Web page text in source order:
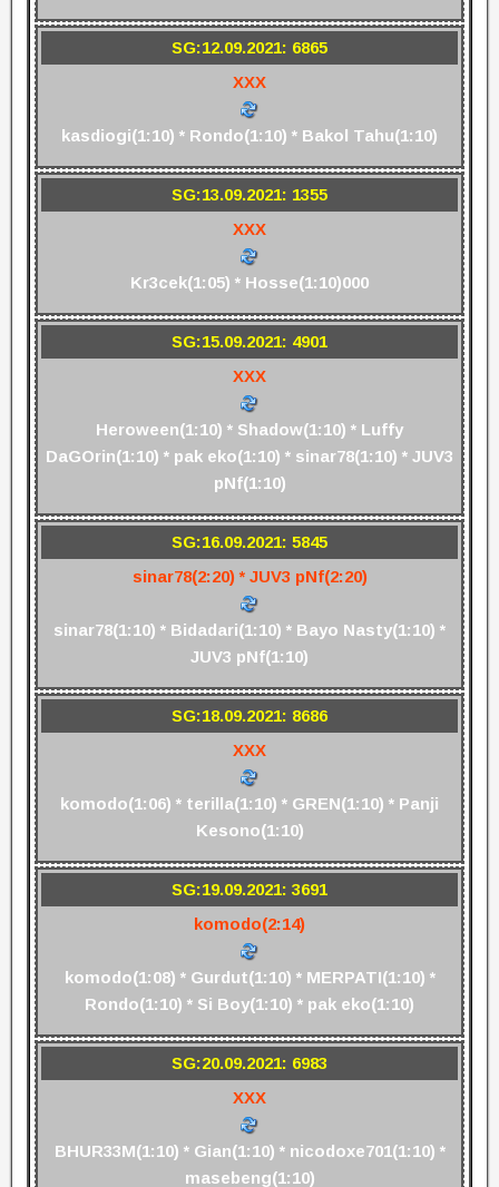
SG:12.09.2021: 6865
XXX
kasdiogi(1:10) * Rondo(1:10) * Bakol Tahu(1:10)
SG:13.09.2021: 1355
XXX
Kr3cek(1:05) * Hosse(1:10)000
SG:15.09.2021: 4901
XXX
Heroween(1:10) * Shadow(1:10) * Luffy
DaGOrin(1:10) * pak eko(1:10) * sinar78(1:10) * JUV3
pNf(1:10)
SG:16.09.2021: 5845
sinar78(2:20) * JUV3 pNf(2:20)
sinar78(1:10) * Bidadari(1:10) * Bayo Nasty(1:10) *
JUV3 pNf(1:10)
SG:18.09.2021: 8686
XXX
komodo(1:06) * terilla(1:10) * GREN(1:10) * Panji
Kesono(1:10)
SG:19.09.2021: 3691
komodo(2:14)
komodo(1:08) * Gurdut(1:10) * MERPATI(1:10) *
Rondo(1:10) * Si Boy(1:10) * pak eko(1:10)
SG:20.09.2021: 6983
XXX
BHUR33M(1:10) * Gian(1:10) * nicodoxe701(1:10) *
masebeng(1:10)